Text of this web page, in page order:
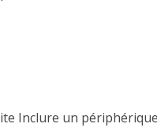
Inclure un